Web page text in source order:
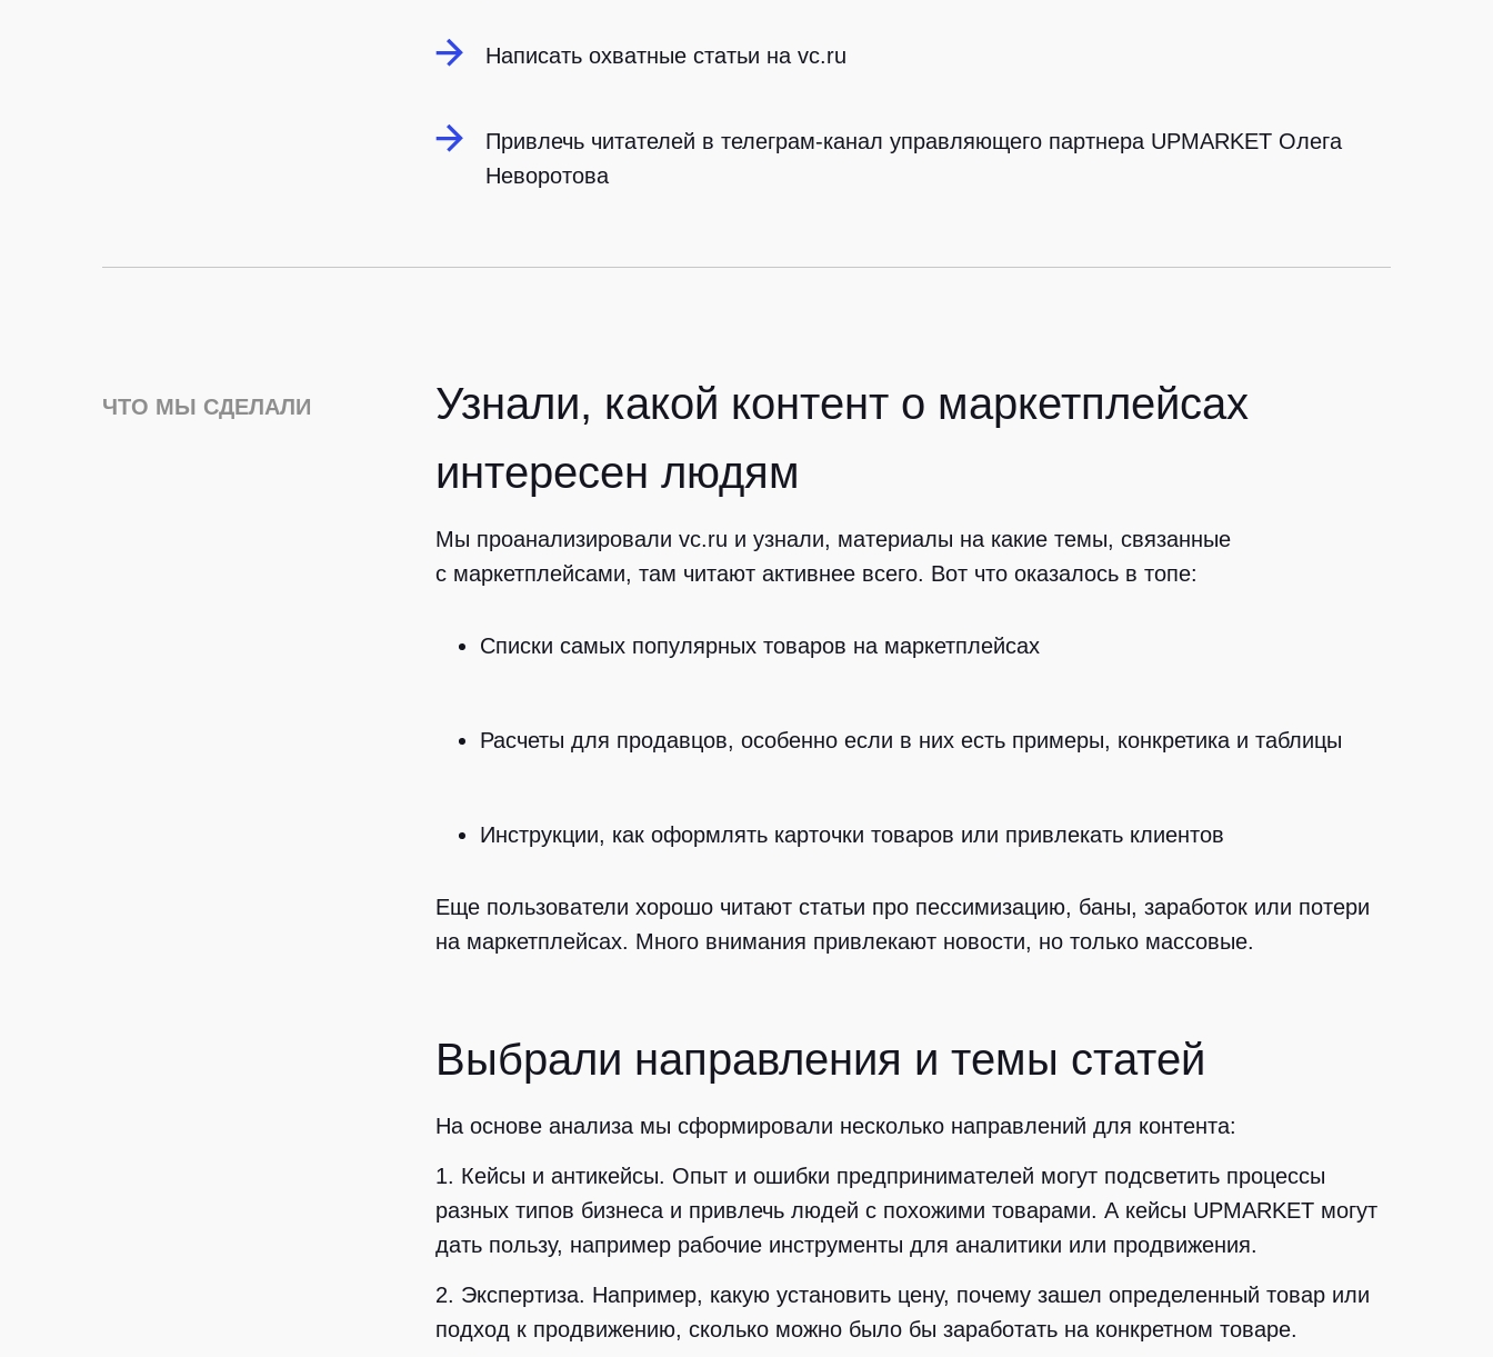
Написать охватные статьи на vc.ru
Привлечь читателей в телеграм-канал управляющего партнера UPMARKET Олега
Неворотова
ЧТО МЫ СДЕЛАЛИ
Узнали, какой контент о маркетплейсах
интересен людям
Мы проанализировали vc.ru и узнали, материалы на какие темы, связанные
с маркетплейсами, там читают активнее всего. Вот что оказалось в топе:
Списки самых популярных товаров на маркетплейсах
Расчеты для продавцов, особенно если в них есть примеры, конкретика и таблицы
Инструкции, как оформлять карточки товаров или привлекать клиентов
Еще пользователи хорошо читают статьи про пессимизацию, баны, заработок или потери
на маркетплейсах. Много внимания привлекают новости, но только массовые.
Выбрали направления и темы статей
На основе анализа мы сформировали несколько направлений для контента:
1. Кейсы и антикейсы. Опыт и ошибки предпринимателей могут подсветить процессы
разных типов бизнеса и привлечь людей с похожими товарами. А кейсы UPMARKET могут
дать пользу, например рабочие инструменты для аналитики или продвижения.
2. Экспертиза. Например, какую установить цену, почему зашел определенный товар или
подход к продвижению, сколько можно было бы заработать на конкретном товаре.